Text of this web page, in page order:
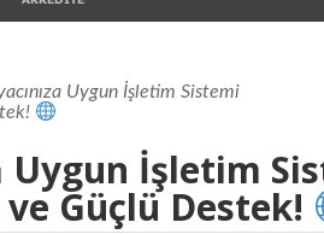
Uygun İşletim Sistemi
Uygun İşletim
Güçlü Destek!